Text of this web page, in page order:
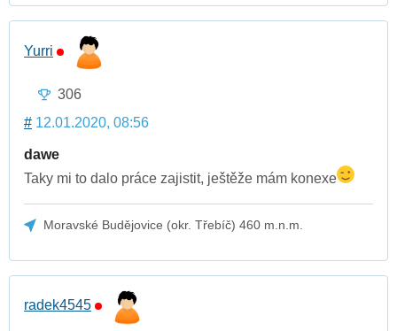
Yurri
306
# 12.01.2020, 08:56
dawe
Taky mi to dalo práce zajistit, ještěže mám konexe
Moravské Budějovice (okr. Třebíč) 460 m.n.m.
radek4545